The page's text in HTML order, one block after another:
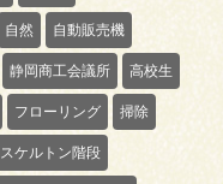
自然 自動販売機
静岡商工会議所 高校生
フローリング 掃除
スケルトン階段